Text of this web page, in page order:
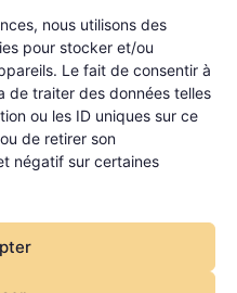
nous utilisons des
pour stocker et/ou
Le fait de consentir à
de traiter des données telles
ou les ID uniques sur ce
de retirer son
négatif sur certaines
cadre du programme